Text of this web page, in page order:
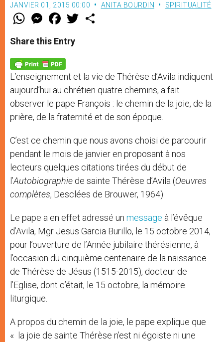
JANVIER 01, 2015 00:00 ANITA BOURDIN SPIRITUALITÉ
W
t
s
p
p
M
e
s
e
g
e
r
F
a
e
b
o
k
w
Share this Entry
L’enseignement et la vie de Thérèse d’Avila indiquent
aujourd’hui au chrétien quatre chemins, a fait
observer le pape François : le chemin de la joie, de la
prière, de la fraternité et de son époque.
C’est ce chemin que nous avons choisi de parcourir
pendant le mois de janvier en proposant à nos
lecteurs quelques citations tirées du début de
l’Autobiographie de sainte Thérèse d’Avila (Oeuvres
complètes, Desclées de Brouwer, 1964).
Le pape a en effet adressé un message à l’évêque
d’Avila, Mgr Jesus Garcia Burillo, le 15 octobre 2014,
pour l’ouverture de l’Année jubilaire thérésienne, à
l’occasion du cinquième centenaire de la naissance
de Thérèse de Jésus (1515-2015), docteur de
l’Eglise, dont c’était, le 15 octobre, la mémoire
liturgique.
A propos du chemin de la joie, le pape explique que
« la joie de sainte Thérèse n’est ni égoïste ni une